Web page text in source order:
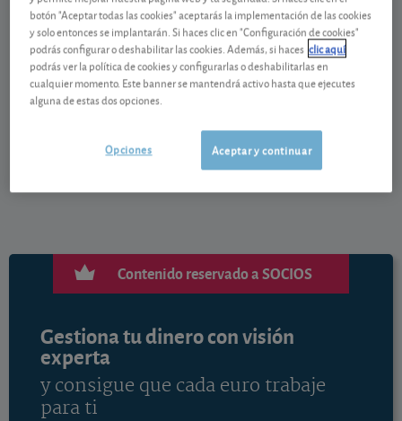
fija con objetivo de rentabilidad nos parece buena.
Son fondos que se fijan un objetivo de rentabilidad a
un plazo de tiempo concreto.
Contenido reservado a SOCIOS
Gestiona tu dinero con visión
experta
y consigue que cada euro trabaje
para ti
botón "Aceptar todas las cookies" aceptarás la implementación de las cookies
y solo entonces se implantarán. Si haces clic en "Configuración de cookies"
podrás configurar o deshabilitar las cookies. Además, si haces clic aquí
podrás ver la política de cookies y configurarlas o deshabilitarlas en
cualquier momento. Este banner se mantendrá activo hasta que ejecutes
alguna de estas dos opciones.
Aceptar y continuar
Opciones